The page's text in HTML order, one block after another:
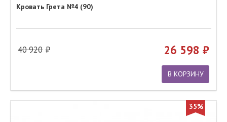
Кровать Грета №4 (90)
40 920 26 598
В КОРЗИНУ
35%